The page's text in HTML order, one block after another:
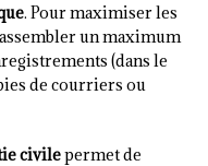
. Pour maximiser les
un maximum
(dans le
de courriers ou
civilepermet de